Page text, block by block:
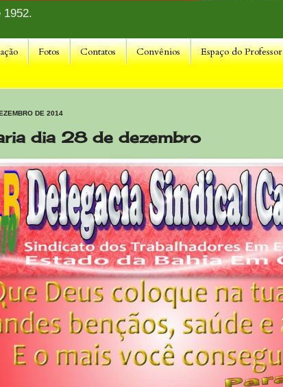
1952.
Fotos Contatos Convênios Espaço do Professor
DE 2014
dia 28 de dezembro